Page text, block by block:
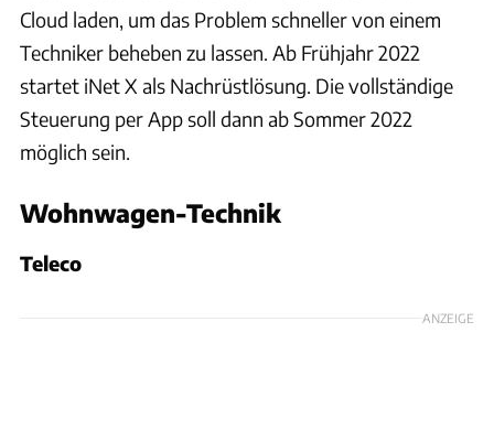
Cloud laden, um das Problem schneller von einem
Techniker beheben zu lassen. Ab Frühjahr 2022
startet iNet X als Nachrüstlösung. Die vollständige
Steuerung per App soll dann ab Sommer 2022
möglich sein.
Wohnwagen-Technik
Teleco
ANZEIGE